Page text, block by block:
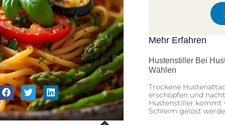
Mehr Erfahren
Hustenstiller Bei
Wählen
Trockene
erschöpfen und
Hustenstiller kommt
Schleim gelöst